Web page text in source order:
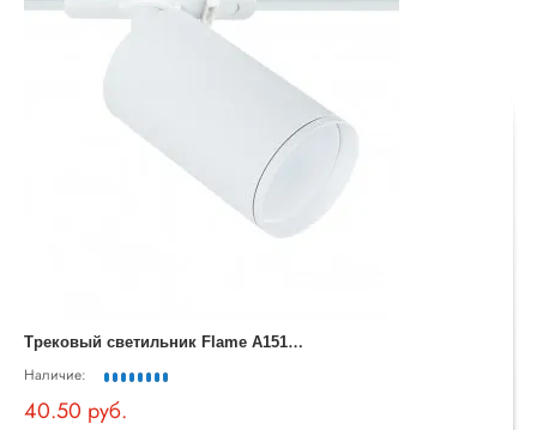
Т
рековый светильник Flame A1519PL-1WH
Наличие:
40.50 руб.